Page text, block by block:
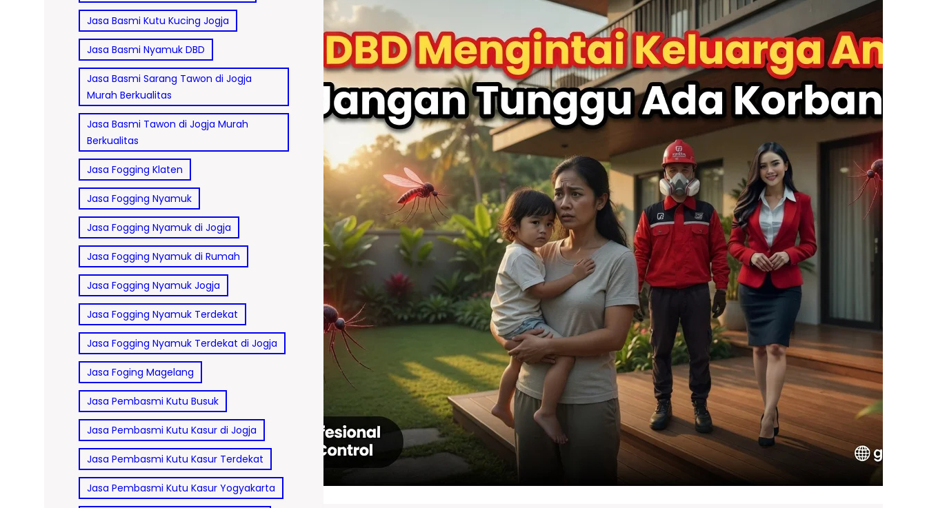
Jasa Basmi Kutu Kucing Jogja
Jasa Basmi Nyamuk DBD
Jasa Basmi Sarang Tawon di Jogja
Murah Berkualitas
Jasa Basmi Tawon di Jogja Murah
Berkualitas
Jasa Fogging Klaten
Jasa Fogging Nyamuk
Jasa Fogging Nyamuk di Jogja
Jasa Fogging Nyamuk di Rumah
Jasa Fogging Nyamuk Jogja
Jasa Fogging Nyamuk Terdekat
Jasa Fogging Nyamuk Terdekat di Jogja
Jasa Foging Magelang
Jasa Pembasmi Kutu Busuk
Jasa Pembasmi Kutu Kasur di Jogja
Jasa Pembasmi Kutu Kasur Terdekat
Jasa Pembasmi Kutu Kasur Yogyakarta